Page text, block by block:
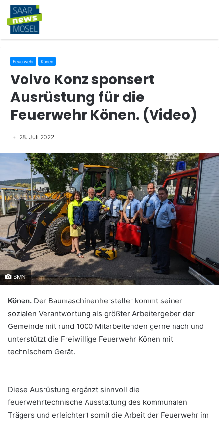
Feuerwehr Könen
Volvo Konz sponsert
Ausrüstung für die
Feuerwehr Könen. (Video)
28. Juli 2022
SMN
Könen. Der Baumaschinenhersteller kommt seiner
sozialen Verantwortung als größter Arbeitergeber der
Gemeinde mit rund 1000 Mitarbeitenden gerne nach und
unterstützt die Freiwillige Feuerwehr Könen mit
technischem Gerät.
Diese Ausrüstung ergänzt sinnvoll die
feuerwehrtechnische Ausstattung des kommunalen
Trägers und erleichtert somit die Arbeit der Feuerwehr im